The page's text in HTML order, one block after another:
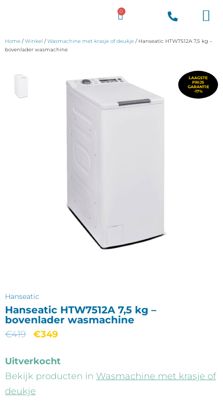
0
Home /Winkel /Wasmachine met krasje of deukje / Hanseatic HTW7512A 7,5 kg –
bovenlader wasmachine
LAAGSTE
PRIJS
GARANTIE
-17%
Hanseatic
Hanseatic HTW7512A 7,5 kg –
bovenlader wasmachine
€419 €349
Uitverkocht
Bekijk producten in Wasmachine met krasje of
deukje